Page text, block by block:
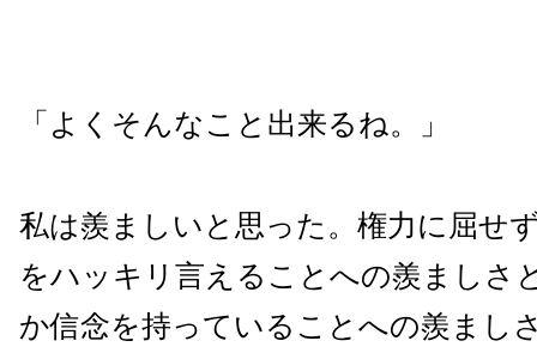
「よくそんなこと出来るね。」
私は羨ましいと思った。権力に屈せ
をハッキリ言えることへの羨ましさ
か信念を持っていることへの羨まし